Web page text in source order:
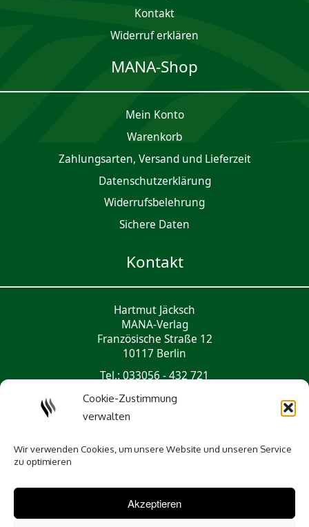
Cookie-Zustimmung
verwalten
Wir verwenden Cookies, um unsere Website und unseren Service
zu optimieren
Akzeptieren
Kontakt
Widerruf erklären
MANA-Shop
Mein Konto
Waren­korb
Zahlungsarten, Versand und Lieferzeit
Daten­schutz­er­klärung
Widerrufsbelehrung
Sichere Daten
Kontakt
Hartmut Jäcksch
MANA-Verlag
Französische Straße 12
10117 Berlin
Tel.: 033056 - 432 721
Social Media